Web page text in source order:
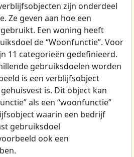
zijn onderdeel
Ze geven aan hoe een
Een woning heeft
de “Woonfunctie”. Voor
11 categorieën gedefinieerd.
gebruiksdoelen worden
is een verblijfsobject
is. Dit object kan
als een “woonfunctie”
waarin een bedrijf
gebruiksdoel
ook een